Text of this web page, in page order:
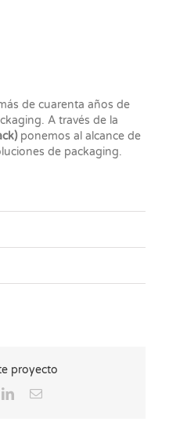
de cuarenta años de
A través de la
ponemos al alcance de
de packaging.
proyecto
LinkedInCorreo